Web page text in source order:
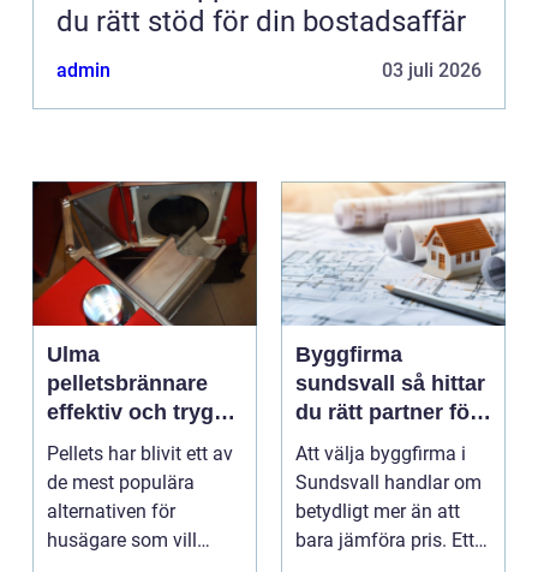
du rätt stöd för din bostadsaffär
admin 03 juli 2026
Ulma
pelletsbrännare
effektiv och trygg
värme med pellets
Pellets har blivit ett av
de mest populära
alternativen för
husägare som vill
Byggfirma
sundsvall så hittar
du rätt partner för
ditt projekt
Att välja byggfirma i
Sundsvall handlar om
betydligt mer än att
bara jämföra pris. Ett